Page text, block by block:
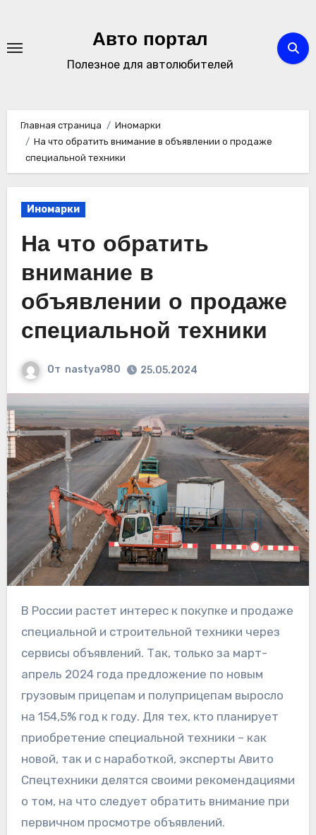
содержимому
Авто портал
Полезное для автолюбителей
Главная страница
Иномарки
На что обратить внимание в объявлении о продаже
специальной техники
Иномарки
На что обратить
внимание в
объявлении о продаже
специальной техники
От nastya980 25.05.2024
В России растет интерес к покупке и продаже
специальной и строительной техники через
сервисы объявлений. Так, только за март-
апрель 2024 года предложение по новым
грузовым прицепам и полуприцепам выросло
на 154,5% год к году. Для тех, кто планирует
приобретение специальной техники – как
новой, так и с наработкой, эксперты Авито
Спецтехники делятся своими рекомендациями
о том, на что следует обратить внимание при
первичном просмотре объявлений.